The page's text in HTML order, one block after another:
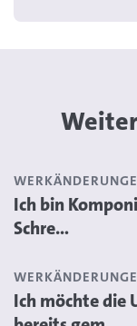
Ich bin
Schre...
Ich möchte die